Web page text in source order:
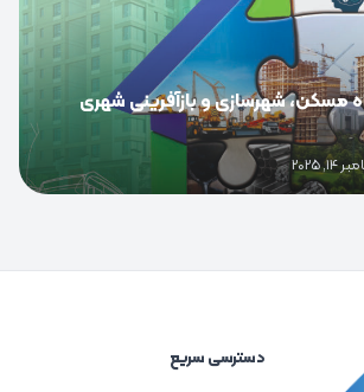
مسکن، شهرسازی و بازآفرینی شهری
2025
دسترسی سریع